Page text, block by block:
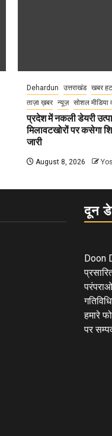
Dehardun उत्तराखंड खबर
ताज़ा ख़बर
न्यूज़ सोशल मीडिया
प्रदेश में नकली डेयरी
मिलावटखोरों पर कसेगा
जारी
August 8, 2026
दून
Doon
हमारे
पर